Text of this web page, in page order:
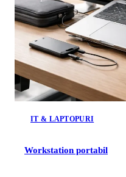
IT & LAPTOPURI
Workstation portabil